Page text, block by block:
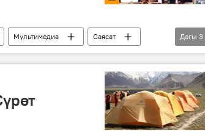
Мультимедиа
Саясат
Дагы 3